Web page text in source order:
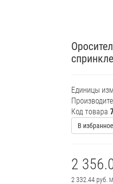
Единицы
Код товара
В
2
2 332.44 руб.